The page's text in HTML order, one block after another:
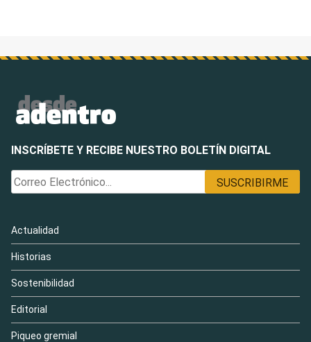
INSCRÍBETE Y RECIBE NUESTRO BOLETÍN DIGITAL
Actualidad
Historias
Sostenibilidad
Editorial
Piqueo gremial